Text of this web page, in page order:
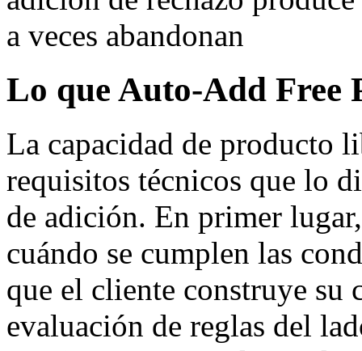
a veces abandonan
Lo que Auto-Add Free
La capacidad de producto
requisitos técnicos que lo
de adición. En primer
cuándo se cumplen las
que el cliente construye
evaluación de reglas del